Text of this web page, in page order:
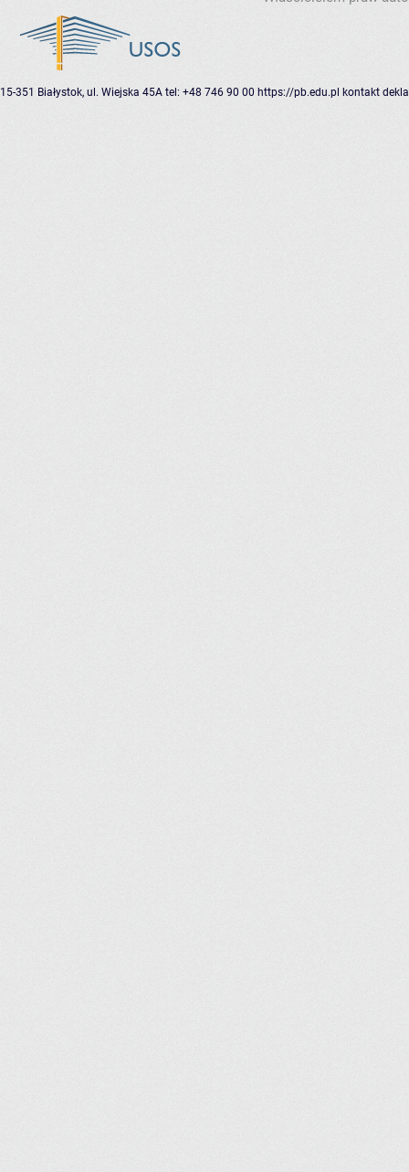
15-351 Białystok, ul. Wiejska 45A tel: +48 746 90 00 https://pb.edu.pl kontakt